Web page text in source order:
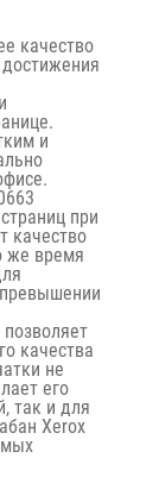
качество
и
при
качество
же время
качества
не
его
так и для
Xerox